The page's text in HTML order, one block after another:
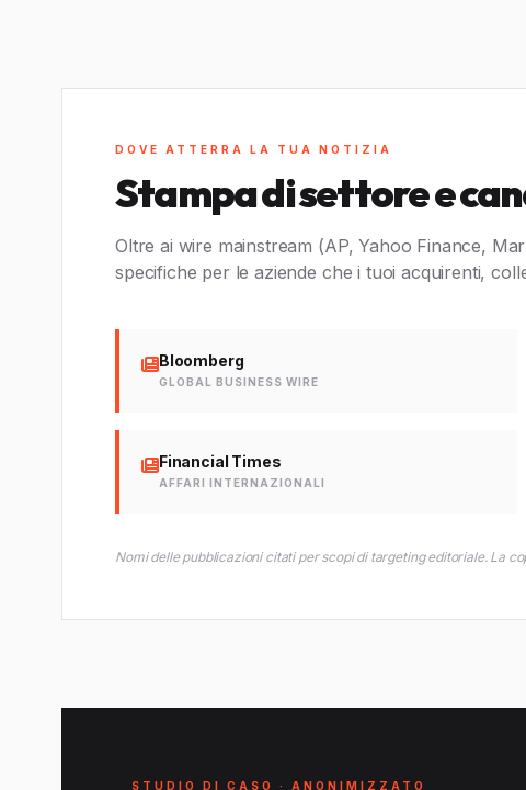
DOVE ATTERRA LA TUA NOTIZIA
Stampa di settore e
Oltre ai wire mainstream (AP, Yahoo Finance,
specifiche per le aziende che i tuoi acquirenti,
Bloomberg
GLOBAL BUSINESS WIRE
Financial Times
AFFARI INTERNAZIONALI
Nomi delle pubblicazioni citati per scopi di targeting editoriale. La
STUDIO DI CASO · ANONIMIZZATO